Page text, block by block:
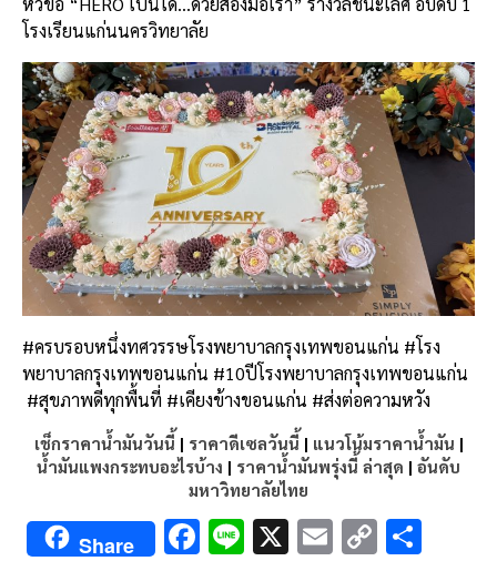
โรงเรียนแก่นนครวิทยาลัย
#ครบรอบหนึ่งทศวรรษโรงพยาบาลกรุงเทพขอนแก่น #โรง
พยาบาลกรุงเทพขอนแก่น #10ปีโรงพยาบาลกรุงเทพขอนแก่น
#สุขภาพดีทุกพื้นที่ #เคียงข้างขอนแก่น #ส่งต่อความหวัง
เช็กราคาน้ำมันวันนี้ | ราคาดีเซลวันนี้ | แนวโน้มราคาน้ำมัน |
น้ำมันแพงกระทบอะไรบ้าง | ราคาน้ำมันพรุ่งนี้ ล่าสุด | อันดับ
มหาวิทยาลัยไทย
Share F Li X E C